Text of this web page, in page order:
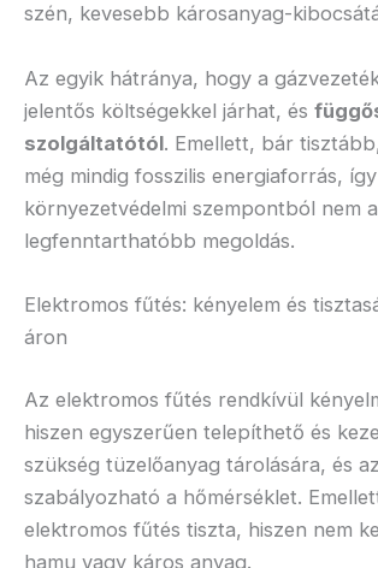
szén, kevesebb károsanyag-
Az egyik hátránya, hogy a
jelentős költségekkel járhat, és
szolgáltatótól. Emellett, bár
még mindig fosszilis energiaforrás, így
környezetvédelmi szempontból nem a
legfenntarthatóbb megoldás.
Elektromos fűtés: kényelem és
áron
Az elektromos fűtés rendkívül
hiszen egyszerűen telepíthető és
szükség tüzelőanyag tárolására, és
szabályozható a hőmérséklet.
elektromos fűtés tiszta, hiszen nem
hamu vagy káros anyag.